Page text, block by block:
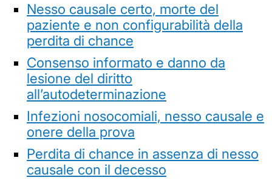
Nesso causale certo, morte del
paziente e non configurabilità della
perdita di chance
Consenso informato e danno da
lesione del diritto
all’autodeterminazione
Infezioni nosocomiali, nesso causale e
onere della prova
Perdita di chance in assenza di nesso
causale con il decesso